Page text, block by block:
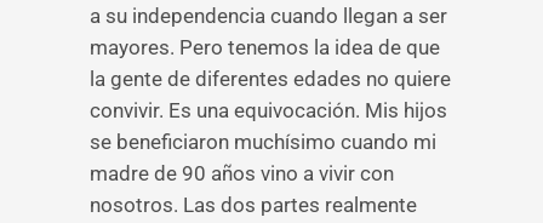
a su independencia cuando llegan a ser
mayores. Pero tenemos la idea de que
la gente de diferentes edades no quiere
convivir. Es una equivocación. Mis hijos
se beneficiaron muchísimo cuando mi
madre de 90 años vino a vivir con
nosotros. Las dos partes realmente